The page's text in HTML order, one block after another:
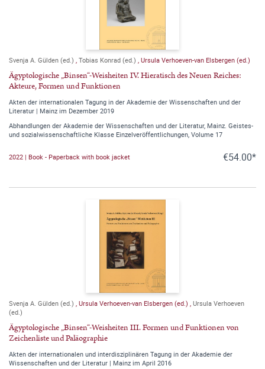
Svenja A. Gülden (ed.) Tobias Konrad (ed.) Ursula Verhoeven-van Elsbergen (ed.)
Ägyptologische „Binsen“-Weisheiten IV. Hieratisch des Neuen Reiches:
Akteure, Formen und Funktionen
Akten der internationalen Tagung in der Akademie der Wissenschaften und der
Literatur | Mainz im Dezember 2019
Abhandlungen der Akademie der Wissenschaften und der Literatur, Mainz. Geistes-
und sozialwissenschaftliche Klasse Einzelveröffentlichungen, Volume 17
2022 | Book - Paperback with book jacket €54.00*
Svenja A. Gülden (ed.) Ursula Verhoeven-van Elsbergen (ed.) Ursula Verhoeven
(ed.)
Ägyptologische „Binsen“-Weisheiten III. Formen und Funktionen von
Zeichenliste und Paläographie
Akten der internationalen und interdisziplinären Tagung in der Akademie der
Wissenschaften und der Literatur | Mainz im April 2016